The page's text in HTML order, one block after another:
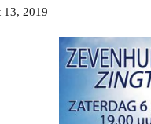
13, 2019